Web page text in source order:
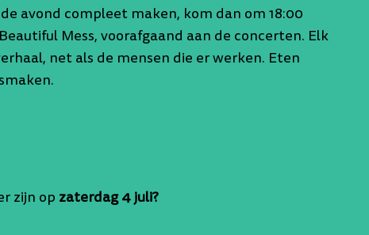
avond compleet maken, kom dan om 18:00
Mess, voorafgaand aan de concerten. Elk
net als de mensen die er werken. Eten
zijn op zaterdag 4 juli?